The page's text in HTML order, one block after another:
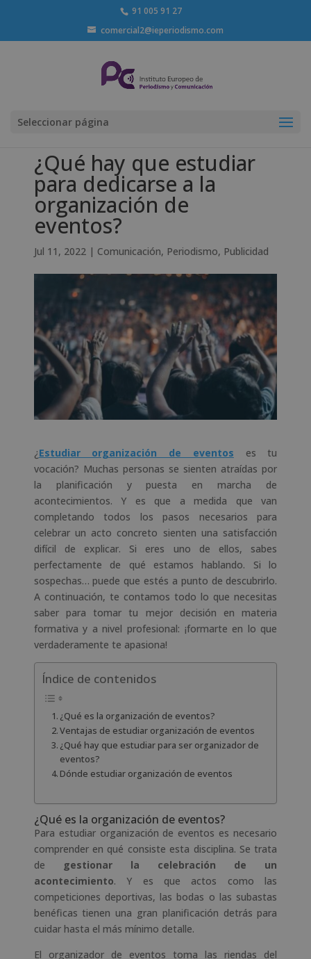
91 005 91 27
comercial2@ieperiodismo.com
Seleccionar página
¿Qué hay que estudiar
para dedicarse a la
organización de
eventos?
Jul 11, 2022| Comunicación, Periodismo, Publicidad
¿Estudiar organización de eventos es tu
vocación? Muchas personas se sienten atraídas por
la planificación y puesta en marcha de
acontecimientos. Y es que a medida que van
completando todos los pasos necesarios para
celebrar un acto concreto sienten una satisfacción
difícil de explicar. Si eres uno de ellos, sabes
perfectamente de qué estamos hablando. Si lo
sospechas… puede que estés a punto de descubrirlo.
A continuación, te contamos todo lo que necesitas
saber para tomar tu mejor decisión en materia
formativa y a nivel profesional: ¡formarte en lo que
verdaderamente te apasiona!
Índice de contenidos
¿Qué es la organización de eventos?
Ventajas de estudiar organización de eventos
¿Qué hay que estudiar para ser organizador de
eventos?
Dónde estudiar organización de eventos
¿Qué es la organización de eventos?
Para estudiar organización de eventos es necesario
comprender en qué consiste esta disciplina. Se trata
de
gestionar la celebración de un
acontecimiento. Y es que actos como las
competiciones deportivas, las bodas o las subastas
benéficas tienen una gran planificación detrás para
cuidar hasta el más mínimo detalle.
El organizador de eventos toma las riendas del